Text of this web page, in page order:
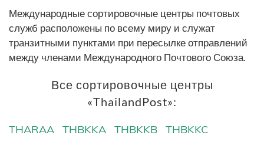
Международные сортировочные центры почтовых
служб расположены по всему миру и служат
транзитными пунктами при пересылке отправлений
между членами Международного Почтового Союза.
Все сортировочные центры
«ThailandPost»:
THARAA THBKKA THBKKB
THBKKC